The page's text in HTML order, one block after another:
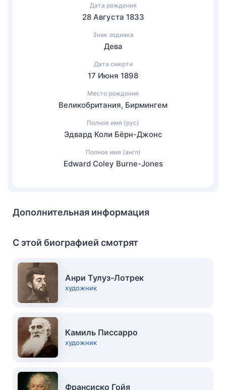
Дата рождения
28 Августа 1833
Знак зодиака
Дева
Дата смерти
17 Июня 1898
Место рождения
Великобритания, Бирмингем
Полное имя (рус)
Эдвард Коли Бёрн-Джонс
Полное имя (англ)
Edward Coley Burne-Jones
Дополнительная информация
С этой биографией смотрят
Анри Тулуз-Лотрек
художник
Камиль Писсарро
художник
Франсиско Гойя